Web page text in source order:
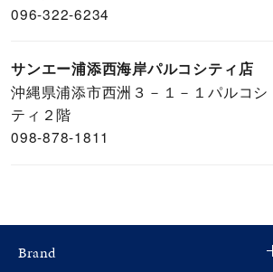
096-322-6234
サンエー浦添西海岸パルコシティ店
沖縄県浦添市西洲３－１－１パルコシ
ティ２階
098-878-1811
Brand